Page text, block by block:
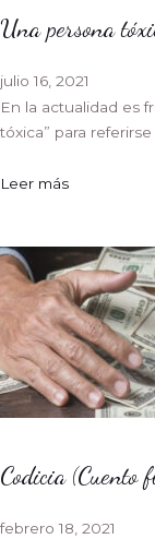
Una persona
julio 16, 2021
En la actualidad es
tóxica” para
Leer más
Codicia (Cuento
febrero 18, 2021